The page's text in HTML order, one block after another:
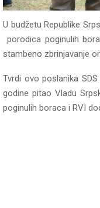
U budžetu Republike
porodica poginulih
stambeno zbrinjavanje
Tvrdi ovo poslanika
godine pitao Vladu
poginulih boraca i RVI